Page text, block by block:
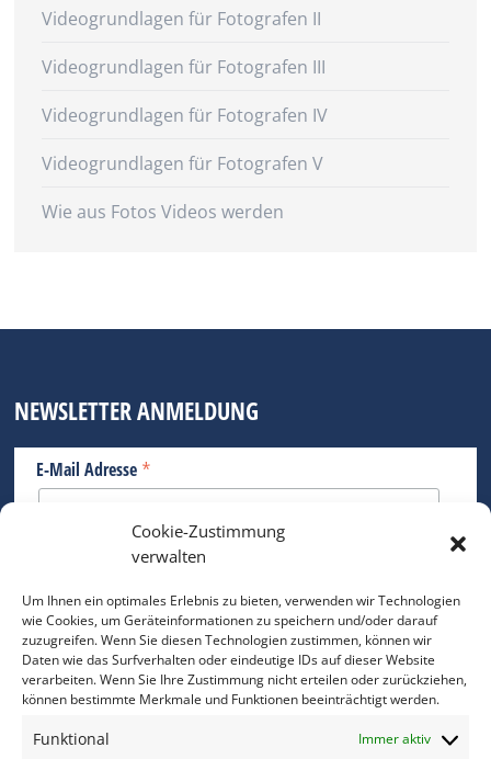
Cookie-Zustimmung
verwalten
Um Ihnen ein optimales Erlebnis zu bieten, verwenden wir Technologien
wie Cookies, um Geräteinformationen zu speichern und/oder darauf
zuzugreifen. Wenn Sie diesen Technologien zustimmen, können wir
Daten wie das Surfverhalten oder eindeutige IDs auf dieser Website
verarbeiten. Wenn Sie Ihre Zustimmung nicht erteilen oder zurückziehen,
können bestimmte Merkmale und Funktionen beeinträchtigt werden.
Funktional Immer aktiv
Videogrundlagen für Fotografen II
Videogrundlagen für Fotografen III
Videogrundlagen für Fotografen IV
Videogrundlagen für Fotografen V
Wie aus Fotos Videos werden
NEWSLETTER ANMELDUNG
E-Mail Adresse *
Bitte geben Sie Ihre E-Mail Adresse ein.
*